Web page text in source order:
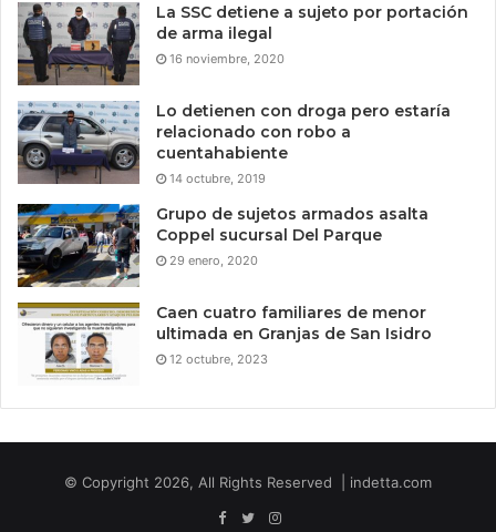
La SSC detiene a sujeto por portación
de arma ilegal
16 noviembre, 2020
Lo detienen con droga pero estaría
relacionado con robo a
cuentahabiente
14 octubre, 2019
Grupo de sujetos armados asalta
Coppel sucursal Del Parque
29 enero, 2020
Caen cuatro familiares de menor
ultimada en Granjas de San Isidro
12 octubre, 2023
© Copyright 2026, All Rights Reserved | indetta.com